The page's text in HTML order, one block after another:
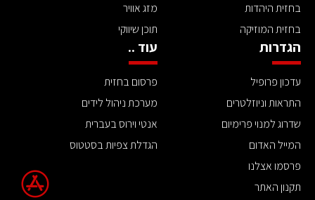
בחזית היהדות
בחזית המוזיקה
מזג אוויר
תוכן שיווקי
הגדרות
עדכון פרופיל
התראות וניוזלטרים
שדרוג למנוי פרימיום
המייל האדום
פרסמו אצלנו
תקנון האתר
עוד ..
פרסום בחזית
מערכת ניהול לידים
אנטי וירוס בעברית
הגדלת צפיות בסטטוס